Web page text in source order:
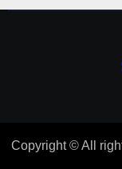
Copyright © All